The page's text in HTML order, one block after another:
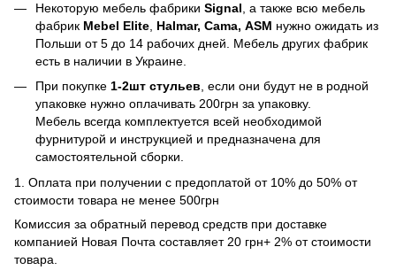
Некоторую мебель фабрики Signal , а также всю мебель
фабрик Mebel Elite Halmar, Cama, ASM нужно ожидать из
Польши от 5 до 14 рабочих дней. Мебель других фабрик
есть в наличии в Украине.
При покупке 1-2шт стульев, если они будут не в родной
упаковке нужно оплачивать 200грн за упаковку.
Мебель всегда комплектуется всей необходимой
фурнитурой и инструкцией и предназначена для
самостоятельной сборки.
1. Оплата при получении с предоплатой от 10% до 50% от
стоимости товара не менее 500грн
Комиссия за обратный перевод средств при доставке
компанией Новая Почта составляет 20 грн+ 2% от стоимости
товара.